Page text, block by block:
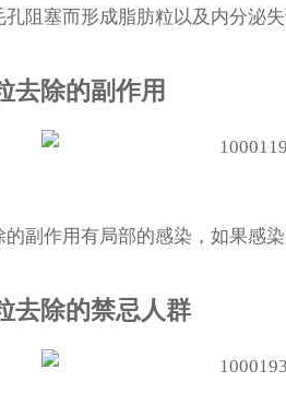
阻塞而形成脂肪粒以及内分泌
去除的副作用
副作用有局部的感染，如果感
去除的禁忌人群